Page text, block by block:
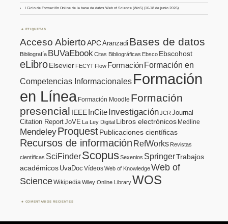
I Ciclo de Formación Online de la base de datos Web of Science (WoS) (16-18 de junio 2026)
ETIQUETAS
Acceso AbiertoAPCAranzadi Bases de datos
Bibliografía BUVaEbook Citas Bibliográficas Ebsco Ebscohost
eLibroElsevier FECYT Flow FormaciónFormación en
Competencias Informacionales Formación
en Línea Formación Moodle Formación
presencial IEEE InCiteInvestigaciónJCR Journal
Citation ReportJoVE La Ley Digital Libros electrónicos Medline
MendeleyProquestPublicaciones científicas
Recursos de información RefWorks Revistas
científicas SciFinderScopusSexenios SpringerTrabajos
académicos UvaDoc VídeosWeb of KnowledgeWeb of
ScienceWikipedia Wiley Online LibraryWOS
COMENTARIOS RECIENTES